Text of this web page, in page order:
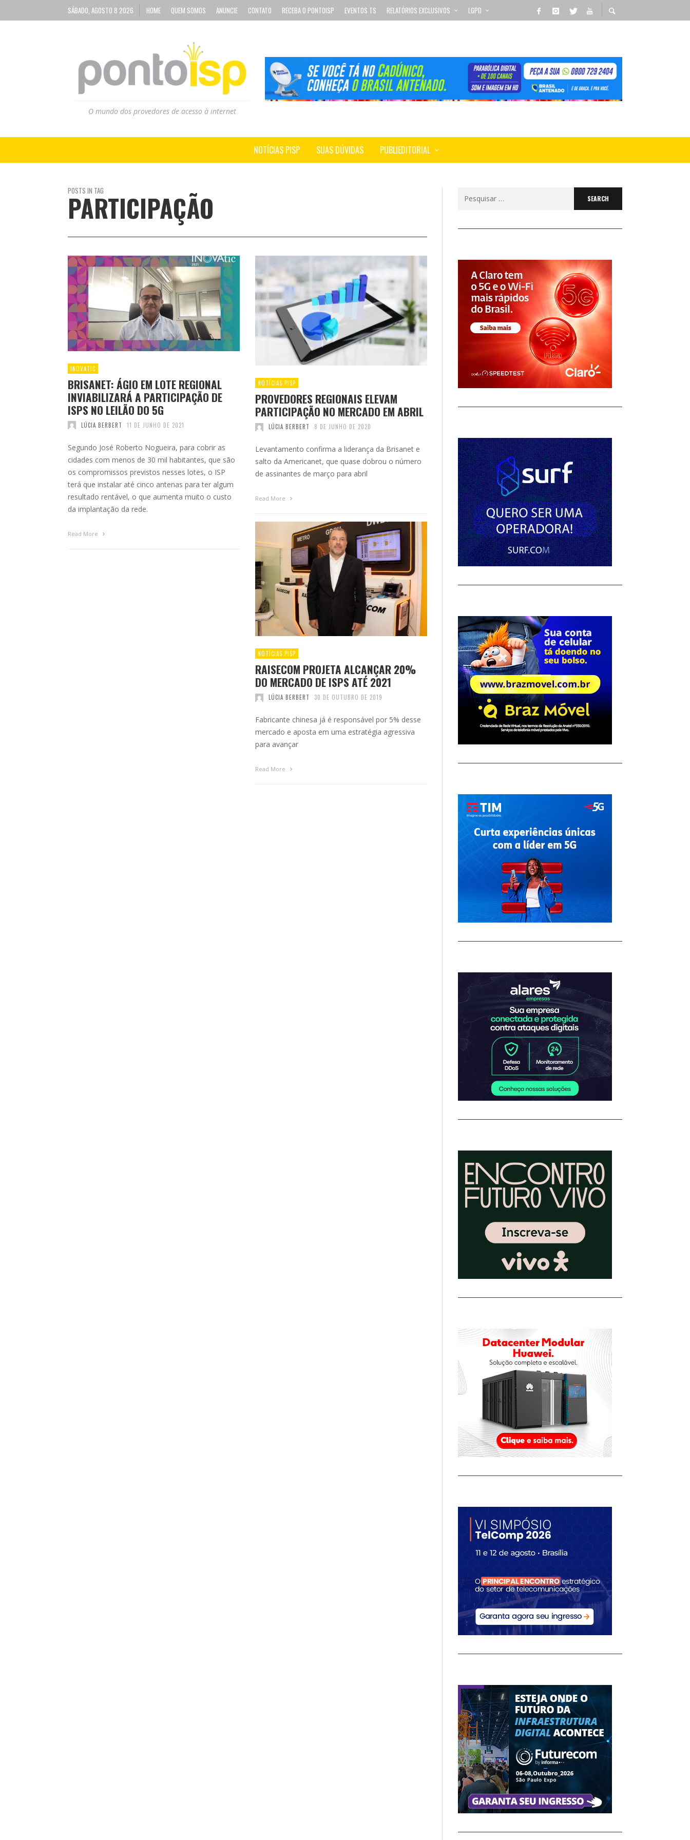
SÁBADO, AGOSTO 8 2026 HOME QUEM SOMOS ANUNCIE CONTATO RECEBA O PONTOISP EVENTOS TS RELATÓRIOS EXCLUSIVOS LGPD
O mundo dos provedores de acesso à internet
NOTÍCIAS PISP SUAS DÚVIDAS PUBLIEDITORIAL
POSTS IN TAG
PARTICIPAÇÃO
INOVATIC
BRISANET: ÁGIO EM LOTE REGIONAL
INVIABILIZARÁ A PARTICIPAÇÃO DE
ISPS NO LEILÃO DO 5G
LÚCIA BERBERT 11 DE JUNHO DE 2021
Segundo José Roberto Nogueira, para cobrir as
cidades com menos de 30 mil habitantes, que são
os compromissos previstos nesses lotes, o ISP
terá que instalar até cinco antenas para ter algum
resultado rentável, o que aumenta muito o custo
da implantação da rede.
Read More
NOTÍCIAS PISP
PROVEDORES REGIONAIS ELEVAM
PARTICIPAÇÃO NO MERCADO EM ABRIL
LÚCIA BERBERT 8 DE JUNHO DE 2020
Levantamento confirma a liderança da Brisanet e
salto da Americanet, que quase dobrou o número
de assinantes de março para abril
Read More
NOTÍCIAS PISP
RAISECOM PROJETA ALCANÇAR 20%
DO MERCADO DE ISPS ATÉ 2021
LÚCIA BERBERT 30 DE OUTUBRO DE 2019
Fabricante chinesa já é responsável por 5% desse
mercado e aposta em uma estratégia agressiva
para avançar
Read More